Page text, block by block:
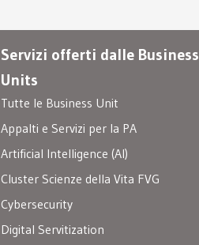
Servizi offerti dalle Business
Units
Tutte le Business Unit
Appalti e Servizi per la PA
Artificial Intelligence (AI)
Cluster Scienze della Vita FVG
Cybersecurity
Digital Servitization